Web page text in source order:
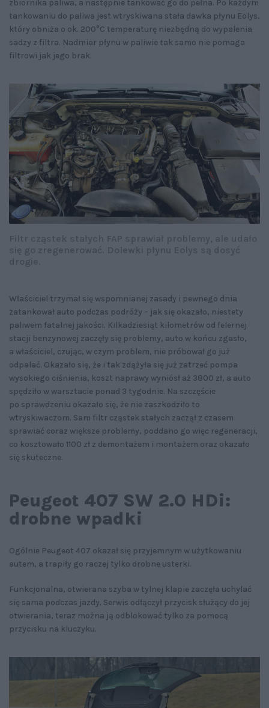
zbiornika paliwa, a następnie tankować go do pełna. Po każdym
tankowaniu do paliwa jest wtryskiwana stała dawka płynu Eolys,
który obniża o ok. 200°C temperaturę niezbędną do wypalenia
sadzy z filtra. Nadmiar płynu w paliwie tak samo nie pomaga
filtrowi jak jego brak.
Właściciel trzymał się wspomnianej zasady i pewnego dnia
zatankował auto podczas podróży – jak się okazało, niestety
paliwem fatalnej jakości. Kilkadziesiąt kilometrów od felernej
stacji benzynowej zaczęły się problemy, auto w końcu zgasło,
a właściciel, czując, w czym problem, nie próbował go już
odpalać. Okazało się, że i tak zdążyła się już zatrzeć pompa
wysokiego ciśnienia, koszt naprawy wyniósł aż 3800 zł, a auto
spędziło w warsztacie ponad 3 tygodnie. Na szczęście
po sprawdzeniu okazało się, że nie zaszkodziło to
wtryskiwaczom. Sam filtr cząstek stałych zaczął z czasem
sprawiać coraz większe problemy, poddano go więc regeneracji,
co kosztowało 1100 zł z demontażem i montażem oraz okazało
się skuteczne.
Peugeot 407 SW 2.0 HDi:
drobne wpadki
Ogólnie Peugeot 407 okazał się przyjemnym w użytkowaniu
autem, a trapiły go raczej tylko drobne usterki.
Funkcjonalna, otwierana szyba w tylnej klapie zaczęła uchylać
się sama podczas jazdy. Serwis odłączył przycisk służący do jej
otwierania, teraz można ją odblokować tylko za pomocą
przycisku na kluczyku.